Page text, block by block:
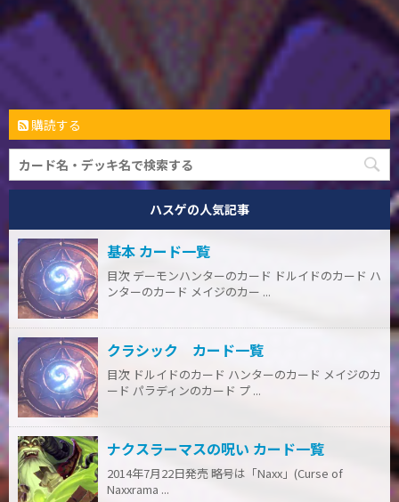
購読する
ハスゲの人気記事
基本 カード一覧
目次 デーモンハンターのカード ドルイドのカード ハ
ンターのカード メイジのカー ...
クラシック カード一覧
目次 ドルイドのカード ハンターのカード メイジのカ
ード パラディンのカード プ ...
ナクスラーマスの呪い カード一覧
2014年7月22日発売 略号は「Naxx」(Curse of
Naxxrama ...